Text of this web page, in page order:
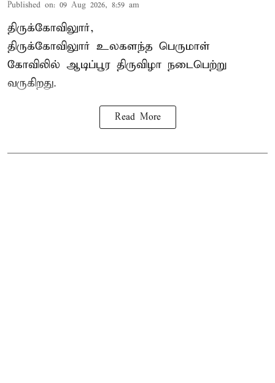
Published on: 09 Aug 2026, 8:59 am
திருக்கோவிலுார்,
திருக்கோவிலுார் உலகளந்த பெருமாள்
கோவிலில் ஆடிப்பூர திருவிழா நடைபெற்று
வருகிறது.
Read More